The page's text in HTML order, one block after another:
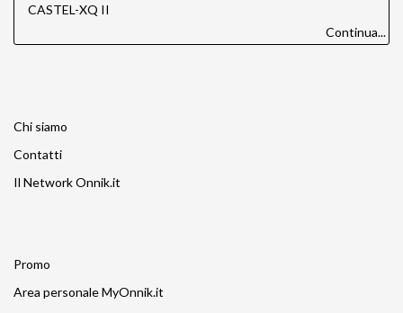
CASTEL-XQ II
Continua...
Chi siamo
Contatti
Il Network Onnik.it
Promo
Area personale MyOnnik.it